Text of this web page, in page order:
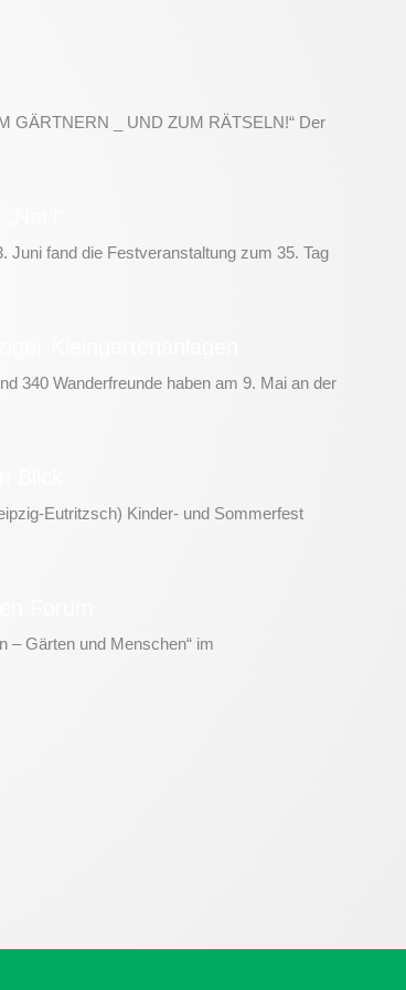
GÄRTNERN _ UND ZUM RÄTSELN!“ Der
fand die Festveranstaltung zum 35. Tag
340 Wanderfreunde haben am 9. Mai an der
Eutritzsch) Kinder- und Sommerfest
– Gärten und Menschen“ im